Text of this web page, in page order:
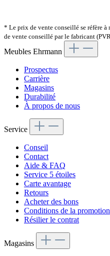
* Le prix de vente conseillé se réfère
de vente conseillé par le fabricant
Meubles Ehrmann
Prospectus
Carrière
Magasins
Durabilité
À propos de nous
Service
Conseil
Contact
Aide & FAQ
Service 5 étoiles
Carte avantage
Retours
Acheter des bons
Conditions de la promotion
Résilier le contrat
Magasins